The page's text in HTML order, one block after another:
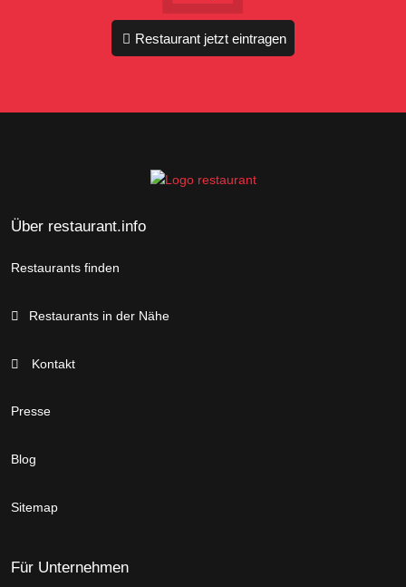
Restaurant jetzt eintragen
Über restaurant.info
Restaurants finden
Restaurants in der Nähe
Kontakt
Presse
Blog
Sitemap
Für Unternehmen